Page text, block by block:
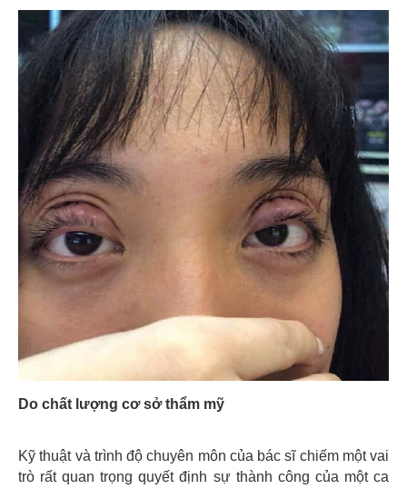
Do chất lượng cơ sở thẩm mỹ
Kỹ thuật và trình độ chuyên môn của bác sĩ chiếm một vai
trò rất quan trọng quyết định sự thành công của một ca